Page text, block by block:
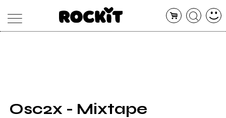
SHOP
Osc2x - Mixtape